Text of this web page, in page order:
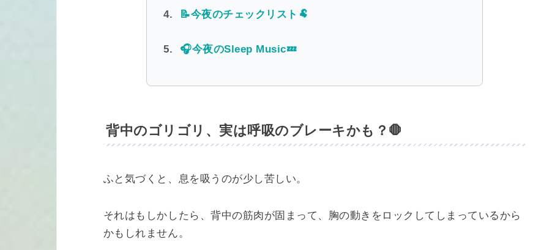
📝今夜のチェックリスト🐏
🎧今夜のSleep Music💤
背中のゴリゴリ、実は呼吸のブレーキかも？🛑
ふと気づくと、息を吸うのが少し苦しい。
それはもしかしたら、背中の筋肉が固まって、胸の動きをロックしてしまっているから
かもしれません。